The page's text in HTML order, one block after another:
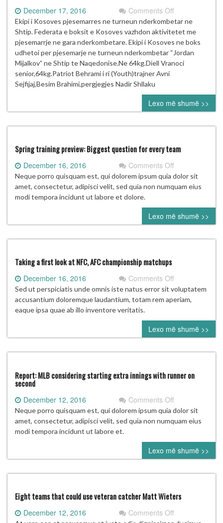
December 17, 2016 Comments Offon
Ekipi
i
Kosovës
pjesëmarrës
në
në
Shtip.
Ekipi i Kosoves pjesemarres ne turneun nderkombetar ne
Shtip. Federata e boksit e Kosoves vazhdon aktivitetet me
pjesemarrje ne gara nderkombetare. Ekipi i Kosoves ne boks
udhetoi per pjesemarje ne turneun nderkombetar “Jordan
Mijalkov” ne Shtip te Naqedonise.Ne 64kg.Diell Vranoci
senior,64kg.Patriot Behrami i ri (Youth)trajner Avni
Sejfijaj,Besim Brahimi,pergjegjes Nadir Shllaku
Lexo më shumë >>
Spring training preview: Biggest question for every team
December 16, 2016 Comments Offon
Spring
training
Biggest
question
for
every
Neque porro quisquam est, qui dolorem ipsum quia dolor sit
amet, consectetur, adipisci velit, sed quia non numquam eius
modi tempora incidunt ut labore et dolore.
Lexo më shumë >>
Taking a first look at NFC, AFC championship matchups
December 16, 2016 Comments Offon
Taking
a
look
at
NFC,
AFC
matchups
Sed ut perspiciatis unde omnis iste natus error sit voluptatem
accusantium doloremque laudantium, totam rem aperiam,
eaque ipsa quae ab illo inventore veritatis.
Lexo më shumë >>
Report: MLB considering starting extra innings with runner on
second
December 12, 2016 Comments Offon
Report:
MLB
starting
extra
innings
with
on
Neque porro quisquam est, qui dolorem ipsum quia dolor sit
amet, consectetur, adipisci velit, sed quia non numquam eius
modi tempora incidunt ut labore et.
Lexo më shumë >>
Eight teams that could use veteran catcher Matt Wieters
December 12, 2016 Comments Offon